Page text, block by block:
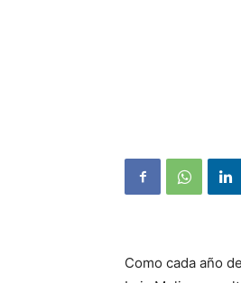
Como cada año